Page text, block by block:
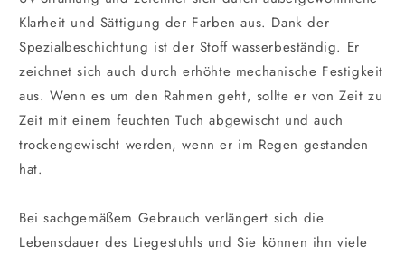
Klarheit und Sättigung der Farben aus. Dank der
Spezialbeschichtung ist der Stoff wasserbeständig. Er
zeichnet sich auch durch erhöhte mechanische Festigkeit
aus. Wenn es um den Rahmen geht, sollte er von Zeit zu
Zeit mit einem feuchten Tuch abgewischt und auch
trockengewischt werden, wenn er im Regen gestanden
hat.
Bei sachgemäßem Gebrauch verlängert sich die
Lebensdauer des Liegestuhls und Sie können ihn viele